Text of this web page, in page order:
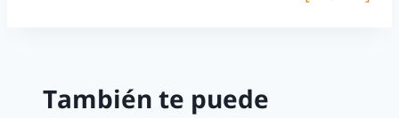
También te puede